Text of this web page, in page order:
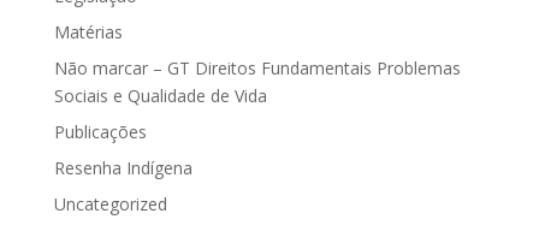
Matérias
Não marcar – GT Direitos Fundamentais Problemas
Sociais e Qualidade de Vida
Publicações
Resenha Indígena
Uncategorized